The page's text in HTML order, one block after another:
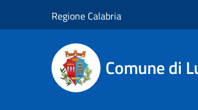
Regione Calabria
Comune di